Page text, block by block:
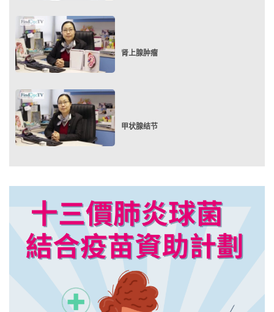
肾上腺肿瘤
甲状腺结节